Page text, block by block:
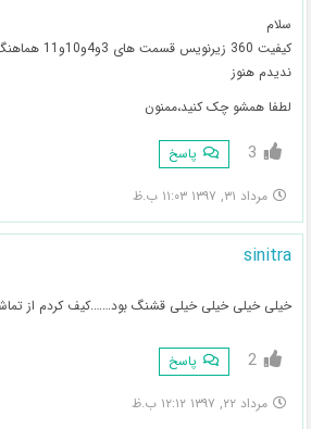
سلام
کیفیت 360
ندیدم هنوز
لطفا همشو چک کنید،ممنون
3 پاسخ
مرداد ۳۱, ۱۳۹۷ ۱۱:۰۳ ب.ظ
sinitra
خیلی خیلی خیلی خیلی قشنگ بود…….کیف کردم از
2 پاسخ
مرداد ۲۲, ۱۳۹۷ ۱۲:۱۲ ب.ظ